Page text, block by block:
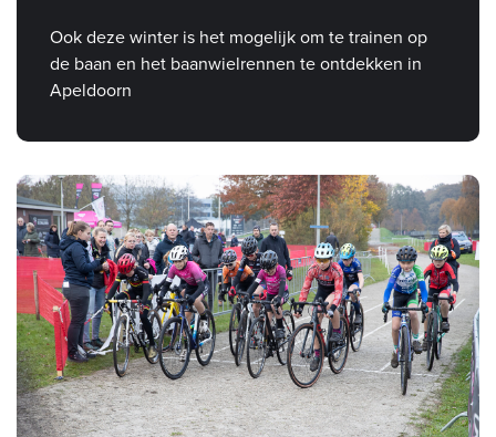
Ook deze winter is het mogelijk om te trainen op
de baan en het baanwielrennen te ontdekken in
Apeldoorn